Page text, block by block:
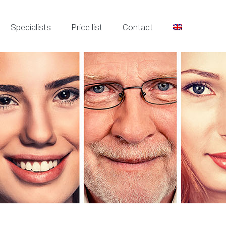
Specialists Price list Contact